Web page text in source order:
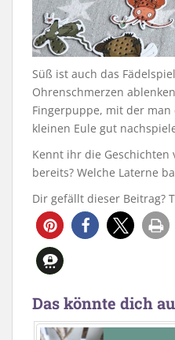
Süß ist auch das
Ohrenschmerzen
Fingerpuppe, mit der
kleinen Eule gut
Kennt ihr die Geschichten
bereits? Welche Laterne
Dir gefällt dieser Beitrag?
9127 31
Das könnte dich